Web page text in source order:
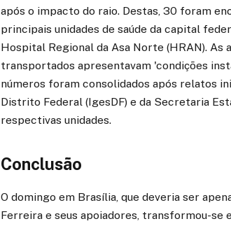
após o impacto do raio. Destas, 30 foram
principais unidades de saúde da capital
Hospital Regional da Asa Norte (HRAN).
transportados apresentavam 'condições
números foram consolidados após relatos
Distrito Federal (IgesDF) e da Secretaria
respectivas unidades.
Conclusão
O domingo em Brasília, que deveria ser
Ferreira e seus apoiadores, transformou-se